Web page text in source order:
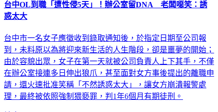
台中OL到職「遭性侵5天」！辦公室留DNA 老闆噁笑：誘
惑太大
台中市一名女子應徵收到錄取通知後，於指定日期至公司報
到，未料原以為將迎來新生活的人生階段，卻是噩夢的開始；
由於容貌出眾，女子在第一天就被公司負責人上下其手，不僅
在辦公室接連多日伸出狼爪，甚至面對女方事後提出的離職申
請，還火速批准笑稱「不然誘惑太大」，讓女方崩潰報警處
理，最終被依照強制猥褻罪，判1年6個月有期徒刑。